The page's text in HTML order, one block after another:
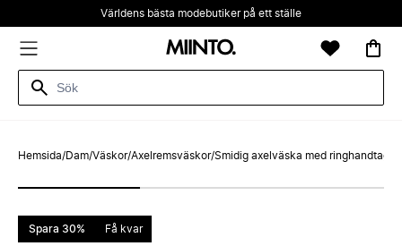
Världens bästa modebutiker på ett ställe
Hemsida/Dam/Väskor/Axelremsväskor/Smidig axelväska med ringhandtag
Spara 30% Få kvar